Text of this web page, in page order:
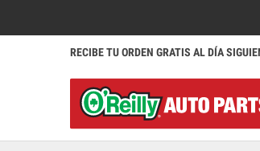
RECIBE TU ORDEN GRATIS AL DÍA